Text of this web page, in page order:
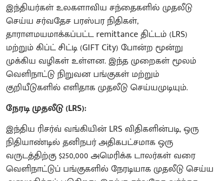
இந்தியர்கள் உலகளாவிய சந்தைகளில் முதலீடு
செய்ய சர்வதேச பரஸ்பர நிதிகள்,
தாராளமயமாக்கப்பட்ட remittance திட்டம் (LRS)
மற்றும் கிப்ட் சிட்டி (GIFT City) போன்ற மூன்று
முக்கிய வழிகள் உள்ளன. இந்த முறைகள் மூலம்
வெளிநாட்டு நிறுவன பங்குகள் மற்றும்
குறியீடுகளில் எளிதாக முதலீடு செய்யமுடியும்.
நேரடி முதலீடு (LRS):
இந்திய ரிசர்வ் வங்கியின் LRS விதிகளின்படி, ஒரு
நிதியாண்டில் தனிநபர் அதிகபட்சமாக ஒரு
வருடத்திற்கு $250,000 அமெரிக்க டாலர்கள் வரை
வெளிநாட்டுப் பங்குகளில் நேரடியாக முதலீடு செய்ய